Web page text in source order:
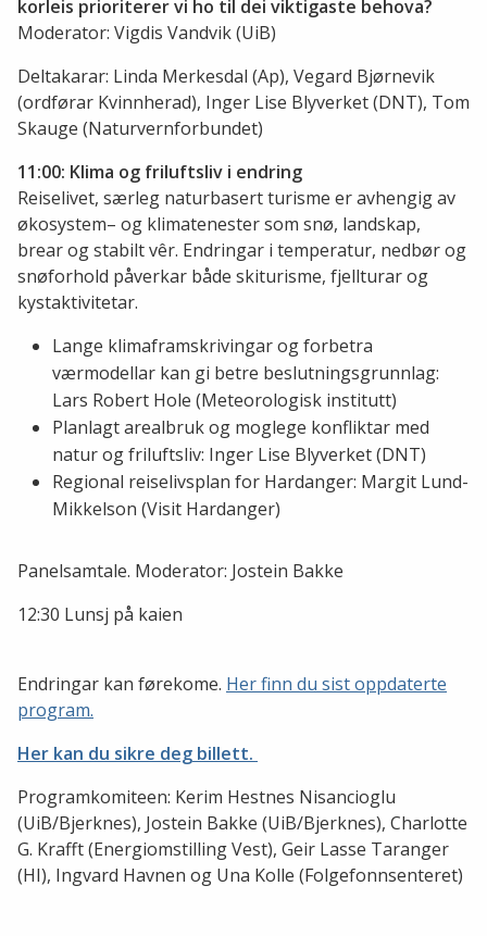
korleis prioriterer vi ho til dei viktigaste behova?
Moderator: Vigdis Vandvik (UiB)
Deltakarar: Linda Merkesdal (Ap), Vegard Bjørnevik
(ordførar Kvinnherad), Inger Lise Blyverket (DNT), Tom
Skauge (Naturvernforbundet)
11:00: Klima og friluftsliv i endring
Reiselivet, særleg naturbasert turisme er avhengig av
økosystem– og klimatenester som snø, landskap,
brear og stabilt vêr. Endringar i temperatur, nedbør og
snøforhold påverkar både skiturisme, fjellturar og
kystaktivitetar.
Lange klimaframskrivingar og forbetra
værmodellar kan gi betre beslutningsgrunnlag:
Lars Robert Hole (Meteorologisk institutt)
Planlagt arealbruk og moglege konfliktar med
natur og friluftsliv: Inger Lise Blyverket (DNT)
Regional reiselivsplan for Hardanger: Margit Lund-
Mikkelson (Visit Hardanger)
Panelsamtale. Moderator: Jostein Bakke
12:30 Lunsj på kaien
Endringar kan førekome. Her finn du sist oppdaterte
program.
Her kan du sikre deg billett.
Programkomiteen: Kerim Hestnes Nisancioglu
(UiB/Bjerknes), Jostein Bakke (UiB/Bjerknes), Charlotte
G. Krafft (Energiomstilling Vest), Geir Lasse Taranger
(HI), Ingvard Havnen og Una Kolle (Folgefonnsenteret)